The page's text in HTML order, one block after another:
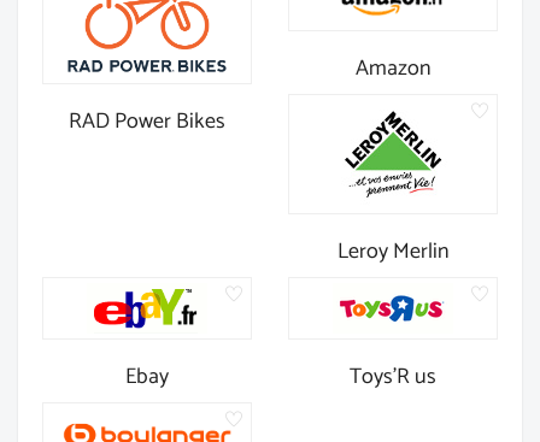
RAD Power Bikes
Amazon
Leroy Merlin
Ebay Toys'R us